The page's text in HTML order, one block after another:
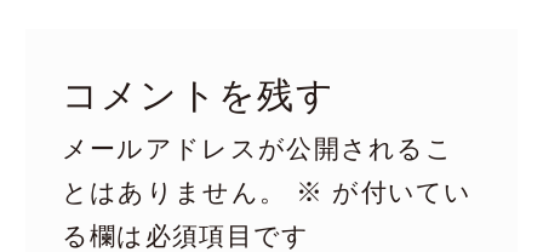
コメントを残す
メールアドレスが公開されるこ
とはありません。
※ が付いてい
る欄は必須項目です